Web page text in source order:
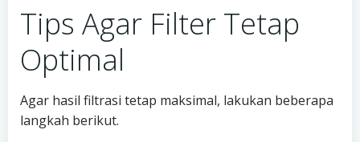
Tips Agar Filter Tetap
Optimal
Agar hasil filtrasi tetap maksimal, lakukan beberapa
langkah berikut.